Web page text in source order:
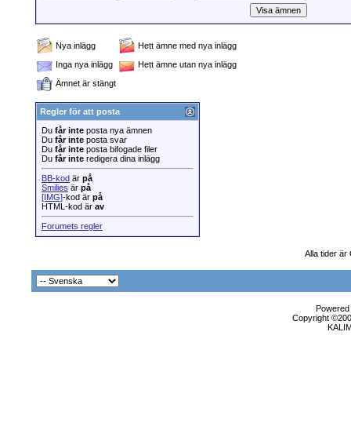
Nya inlägg
Hett ämne med nya inlägg
Inga nya inlägg
Hett ämne utan nya inlägg
Ämnet är stängt
Regler för att posta
Du får inte posta nya ämnen
Du får inte posta svar
Du får inte posta bifogade filer
Du får inte redigera dina inlägg
BB-kod är på
Smilies är på
[IMG]-kod är på
HTML-kod är av
Forumets regler
Alla tider är
Copyright